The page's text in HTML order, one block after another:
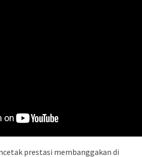
prestasi membanggakan di